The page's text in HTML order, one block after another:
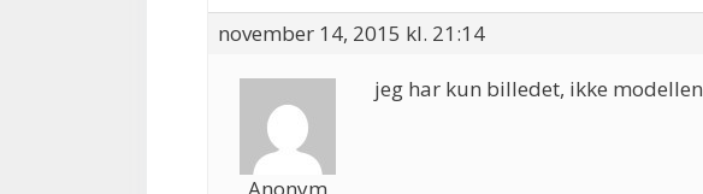
november 14, 2015 kl. 21:14
jeg har kun billedet, ikke modellen